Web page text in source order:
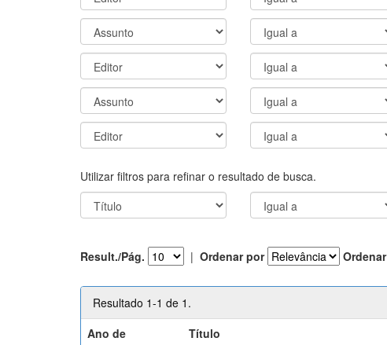
Utilizar filtros para refinar o resultado de busca.
Result./Pág. | Ordenar por Ordenar
Resultado 1-1 de 1.
Ano de
Título